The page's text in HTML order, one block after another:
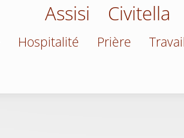
Assisi Civitella
Hospitalité Prière Travail